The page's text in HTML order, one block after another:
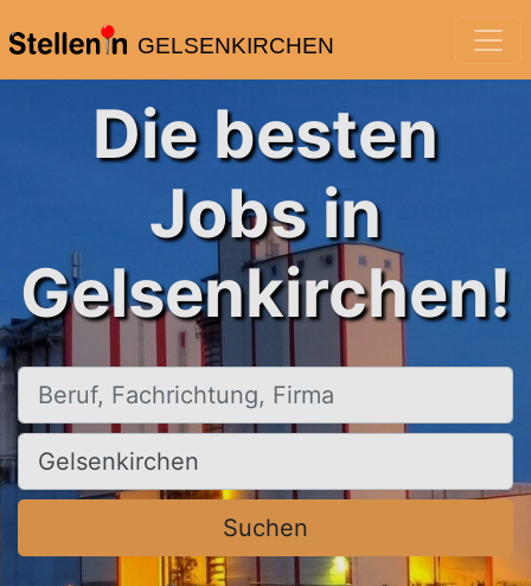
GELSENKIRCHEN
Die besten
Jobs in
Gelsenkirchen!
Beruf, Fachrichtung, Firma
Ort, Stadt
Suchen